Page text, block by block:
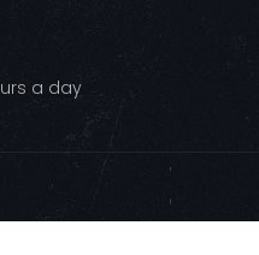
a day